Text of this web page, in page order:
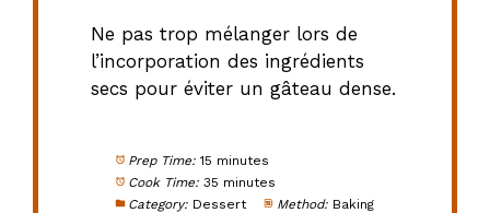
Ne pas trop mélanger lors de
l’incorporation des ingrédients
secs pour éviter un gâteau dense.
Prep Time: 15 minutes
Cook Time: 35 minutes
Category: Dessert Method: Baking